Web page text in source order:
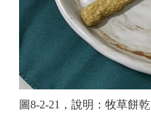
圖8-2-21 ，說明：牧草餅乾